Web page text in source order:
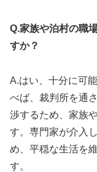
Q.家族や泊村の職
すか？
A.はい、十分に可
べば、裁判所を通
渉するため、家族
す。専門家が介入
め、平穏な生活を
す。